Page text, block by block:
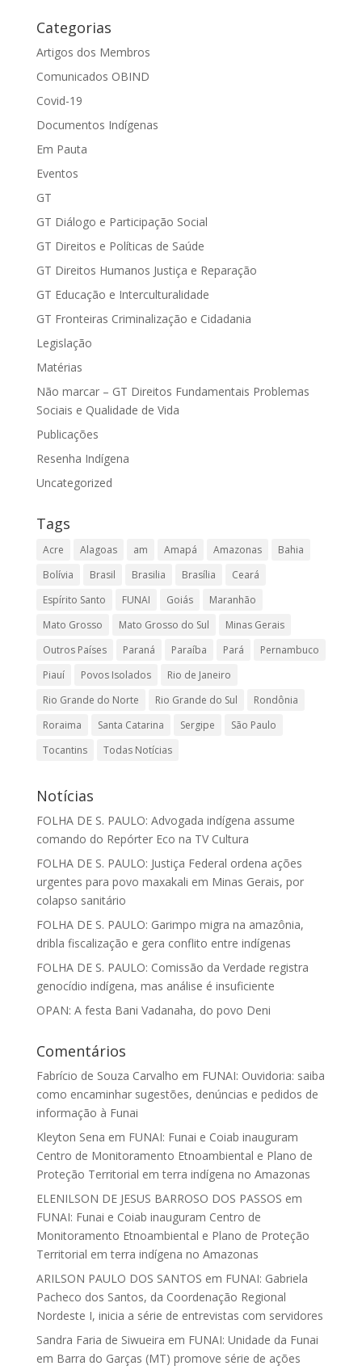
Categorias
Artigos dos Membros
Comunicados OBIND
Covid-19
Documentos Indígenas
Em Pauta
Eventos
GT
GT Diálogo e Participação Social
GT Direitos e Políticas de Saúde
GT Direitos Humanos Justiça e Reparação
GT Educação e Interculturalidade
GT Fronteiras Criminalização e Cidadania
Legislação
Matérias
Não marcar – GT Direitos Fundamentais Problemas
Sociais e Qualidade de Vida
Publicações
Resenha Indígena
Uncategorized
Tags
Acre Alagoas am Amapá Amazonas
Bahia
Bolívia
Brasil Brasilia Brasília
Ceará
Espírito Santo
FUNAI Goiás
Maranhão
Mato Grosso
Mato Grosso do Sul
Minas Gerais
Outros Países
Paraná Paraíba Pará
Pernambuco
Piauí
Povos Isolados
Rio de Janeiro
Rio Grande do Norte
Rio Grande do Sul
Rondônia
Roraima
Santa Catarina Sergipe
São Paulo
Tocantins
Todas Notícias
Notícias
FOLHA DE S. PAULO: Advogada indígena assume
comando do Repórter Eco na TV Cultura
FOLHA DE S. PAULO: Justiça Federal ordena ações
urgentes para povo maxakali em Minas Gerais, por
colapso sanitário
FOLHA DE S. PAULO: Garimpo migra na amazônia,
dribla fiscalização e gera conflito entre indígenas
FOLHA DE S. PAULO: Comissão da Verdade registra
genocídio indígena, mas análise é insuficiente
OPAN: A festa Bani Vadanaha, do povo Deni
Comentários
Fabrício de Souza Carvalho em FUNAI: Ouvidoria: saiba
como encaminhar sugestões, denúncias e pedidos de
informação à Funai
Kleyton Sena em FUNAI: Funai e Coiab inauguram
Centro de Monitoramento Etnoambiental e Plano de
Proteção Territorial em terra indígena no Amazonas
ELENILSON DE JESUS BARROSO DOS PASSOS em
FUNAI: Funai e Coiab inauguram Centro de
Monitoramento Etnoambiental e Plano de Proteção
Territorial em terra indígena no Amazonas
ARILSON PAULO DOS SANTOS em FUNAI: Gabriela
Pacheco dos Santos, da Coordenação Regional
Nordeste I, inicia a série de entrevistas com servidores
Sandra Faria de Siwueira em FUNAI: Unidade da Funai
em Barra do Garças (MT) promove série de ações